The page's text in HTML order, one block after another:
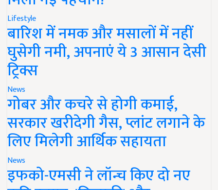
Lifestyle
बारिश में नमक और मसालों में नहीं
घुसेगी नमी, अपनाएं ये 3 आसान देसी
ट्रिक्स
News
गोबर और कचरे से होगी कमाई,
सरकार खरीदेगी गैस, प्लांट लगाने के
लिए मिलेगी आर्थिक सहायता
News
इफको-एमसी ने लॉन्च किए दो नए